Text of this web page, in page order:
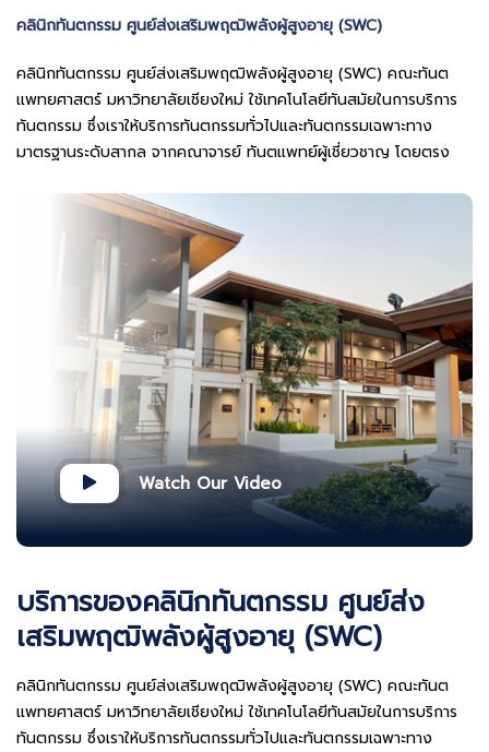
คลินิกทันตกรรม ศูนย์ส่งเสริมพฤฒิพลังผู้สูงอายุ (SWC)
คลินิกทันตกรรม ศูนย์ส่งเสริมพฤฒิพลังผู้สูงอายุ (SWC) คณะทันต
แพทยศาสตร์ มหาวิทยาลัยเชียงใหม่ ใช้เทคโนโลยีทันสมัยในการบริการ
ทันตกรรม ซึ่งเราให้บริการทันตกรรมทั่วไปและทันตกรรมเฉพาะทาง
มาตรฐานระดับสากล จากคณาจารย์ ทันตแพทย์ผู้เชี่ยวชาญ โดยตรง
Watch Our Video
บริการของคลินิกทันตกรรม ศูนย์ส่ง
เสริมพฤฒิพลังผู้สูงอายุ (SWC)
คลินิกทันตกรรม ศูนย์ส่งเสริมพฤฒิพลังผู้สูงอายุ (SWC) คณะทันต
แพทยศาสตร์ มหาวิทยาลัยเชียงใหม่ ใช้เทคโนโลยีทันสมัยในการบริการ
ทันตกรรม ซึ่งเราให้บริการทันตกรรมทั่วไปและทันตกรรมเฉพาะทาง